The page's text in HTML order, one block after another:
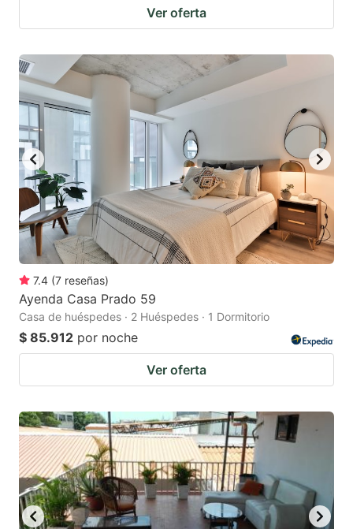
Ver oferta
7.4 (7 reseñas)
Ayenda Casa Prado 59
Casa de huéspedes · 2 Huéspedes · 1 Dormitorio
$ 85.912 por noche
Ver oferta